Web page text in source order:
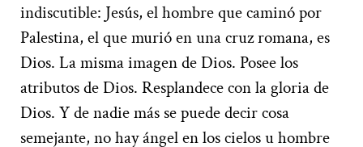
indiscutible: Jesús, el hombre que caminó por
Palestina, el que murió en una cruz romana, es
Dios. La misma imagen de Dios. Posee los
atributos de Dios. Resplandece con la gloria de
Dios. Y de nadie más se puede decir cosa
semejante, no hay ángel en los cielos u hombre